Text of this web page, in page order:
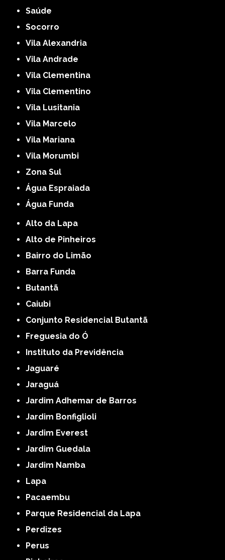
Saúde
Socorro
Vila Alexandria
Vila Andrade
Vila Clementina
Vila Clementino
Vila Lusitania
Vila Marcelo
Vila Mariana
Vila Morumbi
Zona Sul
Água Espraiada
Água Funda
Alto da Lapa
Alto de Pinheiros
Bairro do Limão
Barra Funda
Butantã
Caiubi
Conjunto Residencial Butantã
Freguesia do Ó
Instituto da Previdência
Jaguaré
Jaraguá
Jardim Adhemar de Barros
Jardim Bonfiglioli
Jardim Everest
Jardim Guedala
Jardim Namba
Lapa
Pacaembu
Parque Residencial da Lapa
Perdizes
Perus